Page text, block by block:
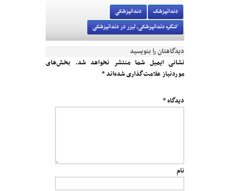
دندانپزشک
دندانپزشکی
کنگره دندانپزشکی، لیزر در دندانپزشکی
دیدگاهتان را بنویسید
نشانی ایمیل شما منتشر نخواهد شد. بخش‌های
موردنیاز علامت‌گذاری شده‌اند*
دیدگاه*
نام